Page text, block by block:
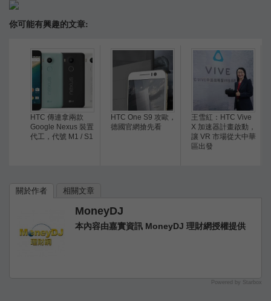
你可能有興趣的文章:
HTC 傳連拿兩款
Google Nexus 裝置
代工，代號 M1 / S1
HTC One S9 攻歐，
德國官網搶先看
王雪紅：HTC Vive
X 加速器計畫啟動，
讓 VR 市場從大中華
區出發
關於作者 相關文章
MoneyDJ
本內容由嘉實資訊 MoneyDJ 理財網授權提供
Powered by Starbox